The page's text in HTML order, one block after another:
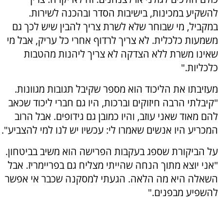
להשקיע במכינות, בישיבות הסדר ובהכנה לשירות.
במקביל, מי שבוחר שלא לשרת צריך להבין שיש לכך גם
משמעות כלכלית. לא צריך לרדוף אחרי כל עריק, אבל מי
שאינו משרת ללא הצדקה לא צריך ליהנות מהטבות
כלכליות."
מעזיבתו את הליכוד הוא מספר שקיבל תגובות מגוונות.
"קיבלתי הרבה חיזוקים וברכות, היו גם חברי ליכוד שכאב
להם מאוד שאני עוזב, והיו כמובן גם גידופים. אבל הרוב
המכריע היו אנשים שאמרו לי: עכשיו יש לנו למי להצביע".
על הביקורת שספג בעקבות הפרישה הוא משיב בביטחון.
"אני יוצא מתוך הנחה שהייתי מצליח גם בפריימריז. אבל
השאלה היא מה הלאה. הגעתי למסקנה שכבר אי אפשר
להשפיע מבפנים."